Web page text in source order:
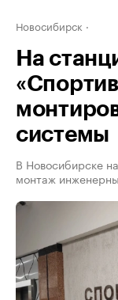
Новосибирск
На
системы
В Новосибирске
монтаж